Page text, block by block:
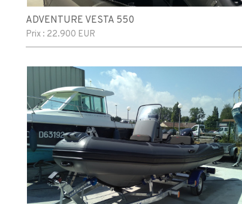
ADVENTURE VESTA 550
Prix : 22.900 EUR